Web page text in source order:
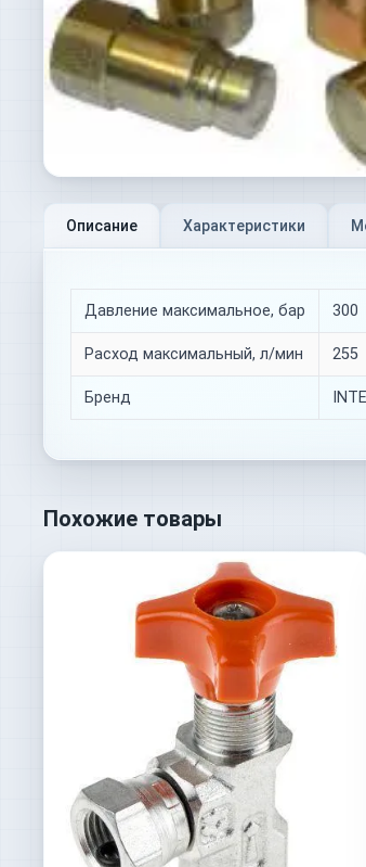
Описание Характеристики
Давление максимальное, бар 300
Расход максимальный, л/мин 255
Бренд
Похожие товары